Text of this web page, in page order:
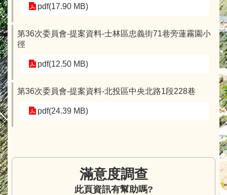
pdf(17.90 MB)
第36次委員會-提案資料-士林區忠義街71巷旁蓮霧園小
徑
pdf(12.50 MB)
第36次委員會-提案資料-北投區中央北路1段228巷
pdf(24.39 MB)
滿意度調查
此頁資訊有幫助嗎?